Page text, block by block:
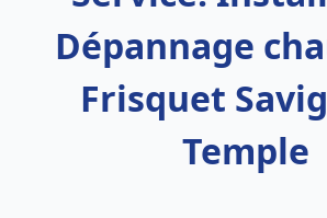
Dépannage
Frisquet
Temple